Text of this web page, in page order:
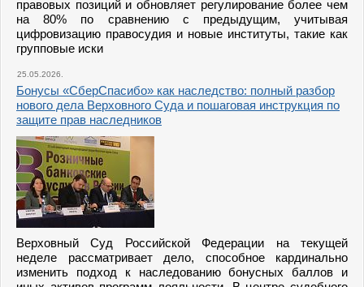
правовых позиций и обновляет регулирование более чем
на 80% по сравнению с предыдущим, учитывая
цифровизацию правосудия и новые институты, такие как
групповые иски
25.05.2026.
Бонусы «СберСпасибо» как наследство: полный разбор
нового дела Верховного Суда и пошаговая инструкция по
защите прав наследников
Верховный Суд Российской Федерации на текущей
неделе рассматривает дело, способное кардинально
изменить подход к наследованию бонусных баллов и